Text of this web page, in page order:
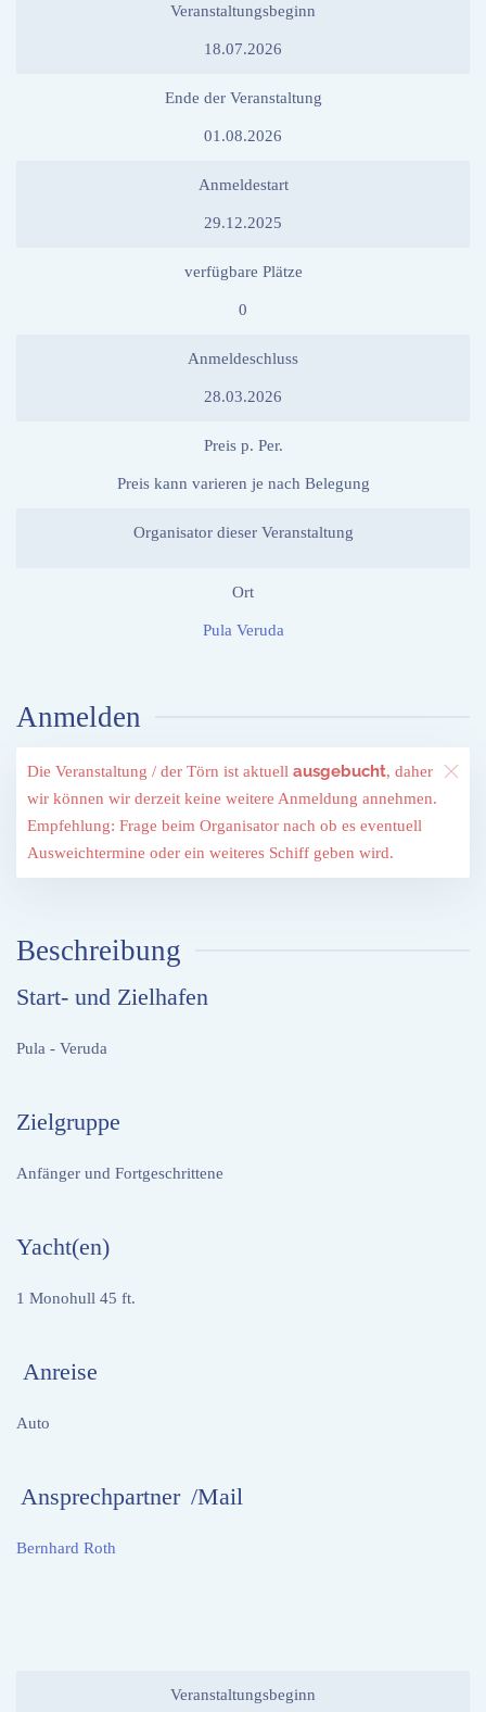
Veranstaltungsbeginn
18.07.2026
Ende der Veranstaltung
01.08.2026
Anmeldestart
29.12.2025
verfügbare Plätze
0
Anmeldeschluss
28.03.2026
Preis p. Per.
Preis kann varieren je nach Belegung
Organisator dieser Veranstaltung
Ort
Pula Veruda
Anmelden
Die Veranstaltung / der Törn ist aktuell ausgebucht, daher
wir können wir derzeit keine weitere Anmeldung annehmen.
Empfehlung: Frage beim Organisator nach ob es eventuell
Ausweichtermine oder ein weiteres Schiff geben wird.
Beschreibung
Start- und Zielhafen
Pula - Veruda
Zielgruppe
Anfänger und Fortgeschrittene
Yacht(en)
1 Monohull 45 ft.
Anreise
Auto
Ansprechpartner /Mail
Bernhard Roth
Veranstaltungsbeginn